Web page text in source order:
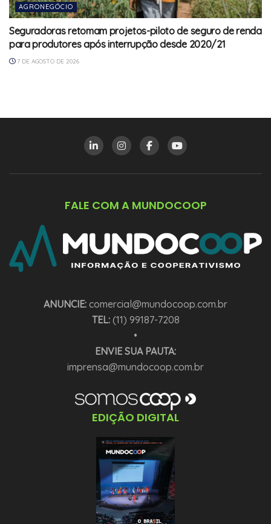
AGRONEGÓCIO
Seguradoras retomam projetos-piloto de seguro de renda
para produtores após interrupção desde 2020/21
7 DE AGOSTO DE 2026
FALE COM A MUNDOCOOP
ANUNCIE: comercial@mundocoop.com.br
TEL:(11) 99187-7208
•
ENVIE SUA PAUTA:
imprensa@mundocoop.com.br
EDIÇÃO DIGITAL